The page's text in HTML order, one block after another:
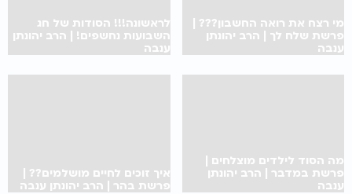
מי רצח את רואה החשבון??? |
פרשת שלח לך | הרב יהונתן
ענבה
לראשונה!!! הסודות של חג
השבועות נחשפים! | הרב יהונתן
ענבה
מה הסוד לילדים מוצלחים |
פרשת במדבר | הרב יהונתן
ענבה
איך זוכים לחיים מושלמים?? |
פרשת בהר | הרב יהונתן ענבה